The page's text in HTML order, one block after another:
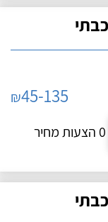
₪45-135
0 הצעות מחיר